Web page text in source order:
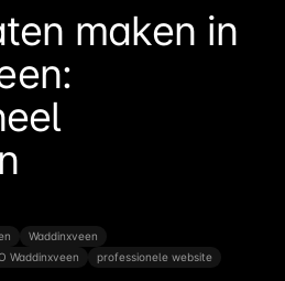
maken in
Waddinxveen
Waddinxveen
professionele website